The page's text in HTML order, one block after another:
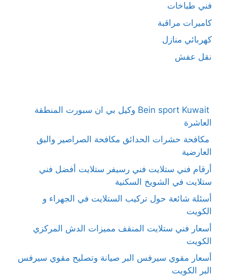
فني طباخات
كاميرات مراقبة
كهربائي منازل
نقل عفش
Bein sport Kuwait وكيل بي ان سبورت المنطقة
العاشرة
مكافحة حشرات الحدائق مكافحة الصراصير والبق
العارضية
أرقام فني ستلايت فني رسيفر ستلايت أفضل فني
ستلايت في الشويخ السكنية
أسئلة شائعة حول تركيب الستلايت في الجهراء و
الكويت
أسعار فني ستلايت المنقف مميزات الدش المركزي
الكويت
أسعار مقوي سيرفس البر صيانة وتصليح مقوي سيرفس
البر الكويت